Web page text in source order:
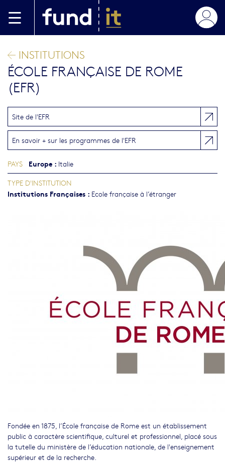
INSTITUTIONS
ÉCOLE FRANÇAISE DE ROME
(EFR)
Fondée en 1875, l’École française de Rome est un établissement
public à caractère scientifique, culturel et professionnel, placé sous
la tutelle du ministère de l’éducation nationale, de l'enseignement
supérieur et de la recherche.
Site de l'EFR
En savoir + sur les programmes de l'EFR
PAYS Europe : Italie
TYPE D'INSTITUTION
Institutions Françaises : Ecole française à l’étranger